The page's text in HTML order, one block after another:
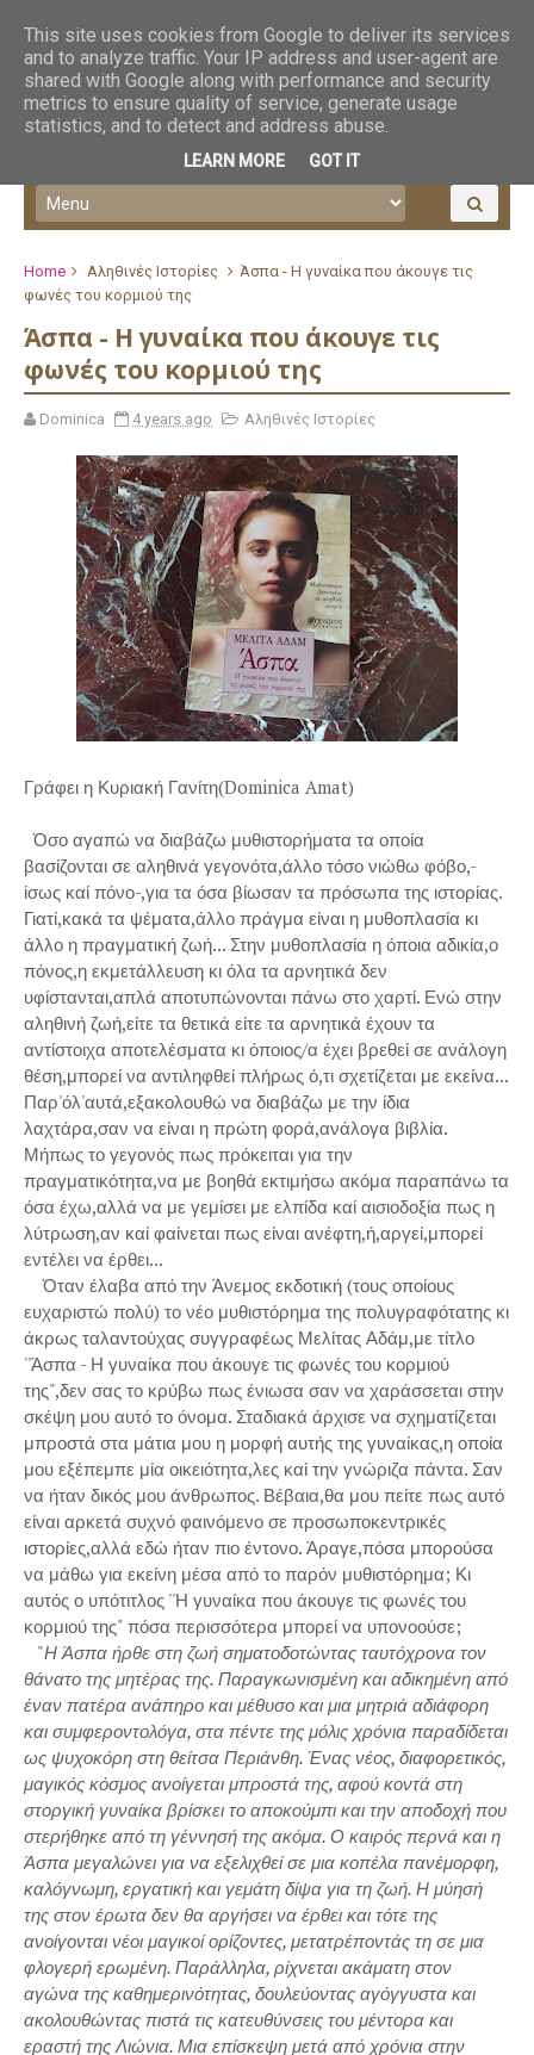
Home Αληθινές Ιστορίες
Άσπα - Η γυναίκα που άκουγε τις
φωνές του κορμιού της
Άσπα - Η γυναίκα που άκουγε τις
φωνές του κορμιού της
Dominica 4 years ago Αληθινές Ιστορίες
Γράφει η Κυριακή Γανίτη(Dominica Amat)
Όσο αγαπώ να διαβάζω μυθιστορήματα τα οποία
βασίζονται σε αληθινά γεγονότα,άλλο τόσο νιώθω φόβο,-
ίσως καί πόνο-,για τα όσα βίωσαν τα πρόσωπα της ιστορίας.
Γιατί,κακά τα ψέματα,άλλο πράγμα είναι η μυθοπλασία κι
άλλο η πραγματική ζωή... Στην μυθοπλασία η όποια αδικία,ο
πόνος,η εκμετάλλευση κι όλα τα αρνητικά δεν
υφίστανται,απλά αποτυπώνονται πάνω στο χαρτί. Ενώ στην
αληθινή ζωή,είτε τα θετικά είτε τα αρνητικά έχουν τα
αντίστοιχα αποτελέσματα κι όποιος/α έχει βρεθεί σε ανάλογη
θέση,μπορεί να αντιληφθεί πλήρως ό,τι σχετίζεται με εκείνα...
Παρ'όλ'αυτά,εξακολουθώ να διαβάζω με την ίδια
λαχτάρα,σαν να είναι η πρώτη φορά,ανάλογα βιβλία.
Μήπως το γεγονός πως πρόκειται για την
πραγματικότητα,να με βοηθά εκτιμήσω ακόμα παραπάνω τα
όσα έχω,αλλά να με γεμίσει με ελπίδα καί αισιοδοξία πως η
λύτρωση,αν καί φαίνεται πως είναι ανέφτη,ή,αργεί,μπορεί
εντέλει να έρθει...
Όταν έλαβα από την Άνεμος εκδοτική (τους οποίους
ευχαριστώ πολύ) το νέο μυθιστόρημα της πολυγραφότατης κι
άκρως ταλαντούχας συγγραφέως Μελίτας Αδάμ,με τίτλο
''Άσπα - Η γυναίκα που άκουγε τις φωνές του κορμιού
της",δεν σας το κρύβω πως ένιωσα σαν να χαράσσεται στην
σκέψη μου αυτό το όνομα. Σταδιακά άρχισε να σχηματίζεται
μπροστά στα μάτια μου η μορφή αυτής της γυναίκας,η οποία
μου εξέπεμπε μία οικειότητα,λες καί την γνώριζα πάντα. Σαν
να ήταν δικός μου άνθρωπος. Βέβαια,θα μου πείτε πως αυτό
είναι αρκετά συχνό φαινόμενο σε προσωποκεντρικές
ιστορίες,αλλά εδώ ήταν πιο έντονο. Άραγε,πόσα μπορούσα
να μάθω για εκείνη μέσα από το παρόν μυθιστόρημα; Κι
αυτός ο υπότιτλος ''Η γυναίκα που άκουγε τις φωνές του
κορμιού της" πόσα περισσότερα μπορεί να υπονοούσε;
"Η Άσπα ήρθε στη ζωή σηματοδοτώντας ταυτόχρονα τον
θάνατο της μητέρας της. Παραγκωνισμένη και αδικημένη από
έναν πατέρα ανάπηρο και μέθυσο και μια μητριά αδιάφορη
και συμφεροντολόγα, στα πέντε της μόλις χρόνια παραδίδεται
ως ψυχοκόρη στη θείτσα Περιάνθη. Ένας νέος, διαφορετικός,
μαγικός κόσμος ανοίγεται μπροστά της, αφού κοντά στη
στοργική γυναίκα βρίσκει το αποκούμπι και την αποδοχή που
στερήθηκε από τη γέννησή της ακόμα. Ο καιρός περνά και η
Άσπα μεγαλώνει για να εξελιχθεί σε μια κοπέλα πανέμορφη,
καλόγνωμη, εργατική και γεμάτη δίψα για τη ζωή. Η μύησή
της στον έρωτα δεν θα αργήσει να έρθει και τότε της
ανοίγονται νέοι μαγικοί ορίζοντες, μετατρέποντάς τη σε μια
φλογερή ερωμένη. Παράλληλα, ρίχνεται ακάματη στον
αγώνα της καθημερινότητας, δουλεύοντας αγόγγυστα και
ακολουθώντας πιστά τις κατευθύνσεις του μέντορα και
εραστή της Λιώνια. Μια επίσκεψη μετά από χρόνια στην
This site uses cookies from Google to deliver its services
and to analyze traffic. Your IP address and user-agent are
shared with Google along with performance and security
metrics to ensure quality of service, generate usage
statistics, and to detect and address abuse.
LEARN MORE GOT IT